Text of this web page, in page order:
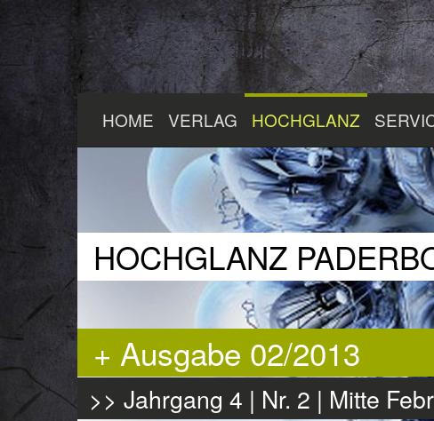
Hauptinhalt
HOME VERLAG HOCHGLANZ
HOCHGLANZ
+ Ausgabe 02/2013
>> Jahrgang 4 | Nr. 2 | Mitte